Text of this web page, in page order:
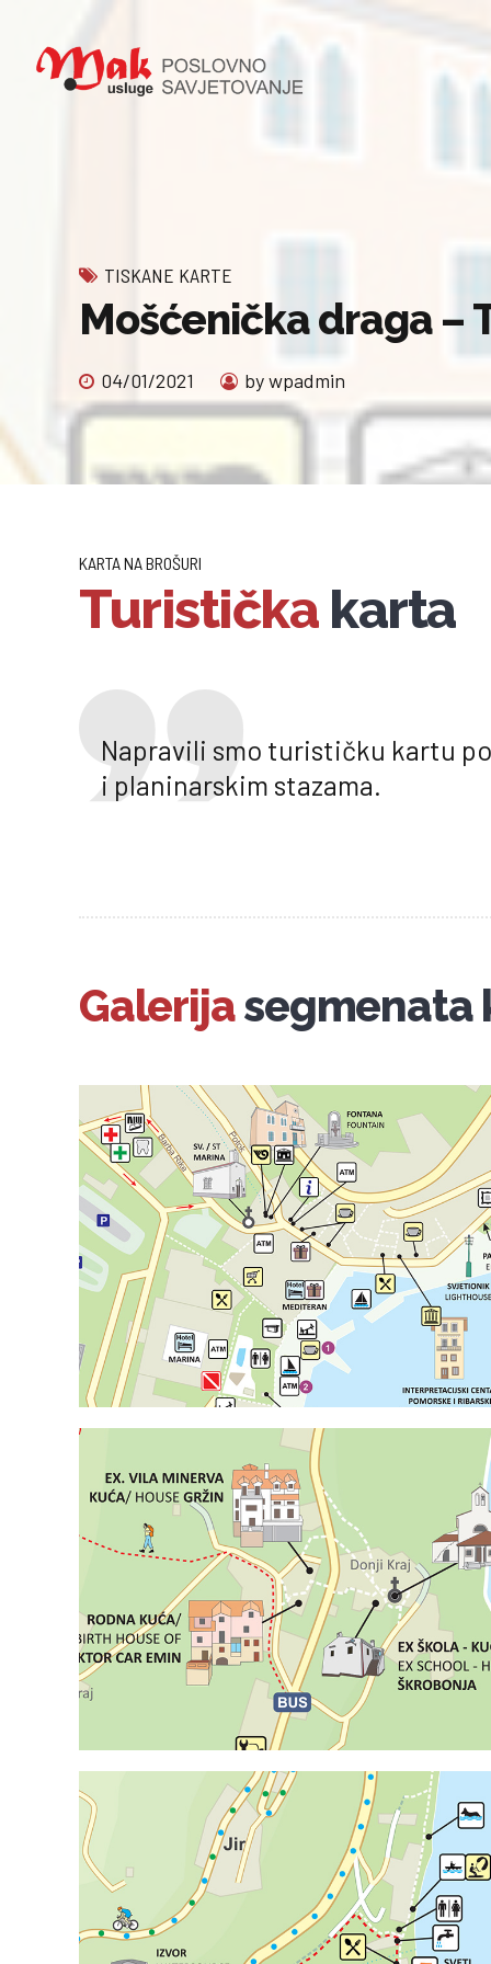
TISKANE KARTE
Mošćenička draga –
04/01/2021 by wpadmin
KARTA NA BROŠURI
Turističkakarta
Napravili smo turističku kartu
i planinarskim stazama.
Galerijasegmenata